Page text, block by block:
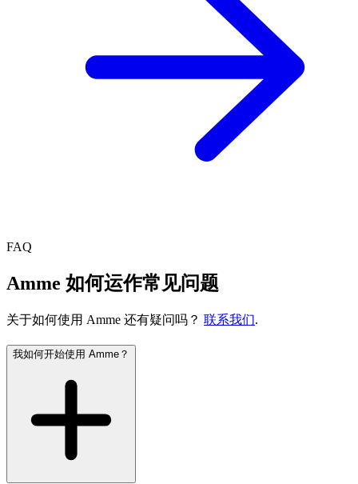
FAQ
Amme 如何运作常见问题
关于如何使用 Amme 还有疑问吗？ 联系我们.
我如何开始使用 Amme？